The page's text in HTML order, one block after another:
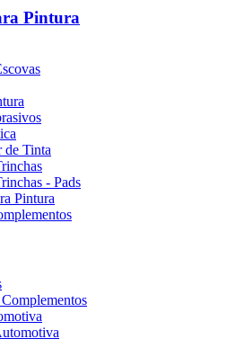
Pintura
de Tinta
- Pads
Pintura